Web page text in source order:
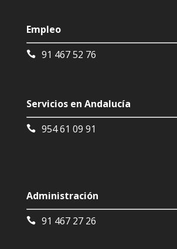
Empleo
91 467 52 76
Servicios en Andalucía
954 61 09 91
Administración
91 467 27 26